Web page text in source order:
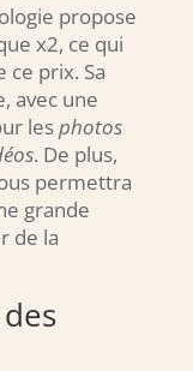
propose
x2, ce qui
ce prix. Sa
avec une
lesphotos
. De plus,
permettra
grande
de la